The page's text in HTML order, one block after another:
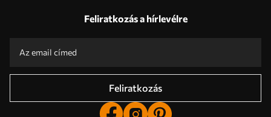
Feliratkozás a hírlevélre
Feliratkozás